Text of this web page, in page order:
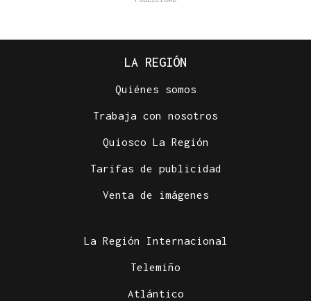
LA REGIÓN
Quiénes somos
Trabaja con nosotros
Quiosco La Región
Tarifas de publicidad
Venta de imágenes
La Región Internacional
Telemiño
Atlántico